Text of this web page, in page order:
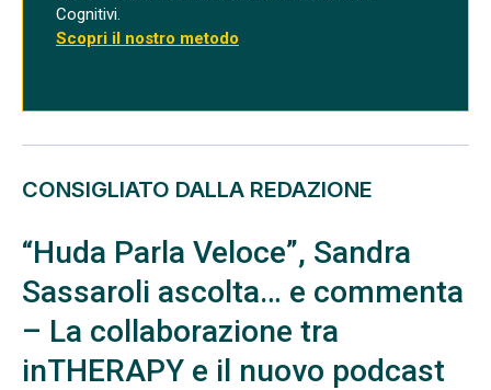
Cognitivi.
Scopri il nostro metodo
CONSIGLIATO DALLA REDAZIONE
“Huda Parla Veloce”, Sandra
Sassaroli ascolta… e commenta
– La collaborazione tra
inTHERAPY e il nuovo podcast